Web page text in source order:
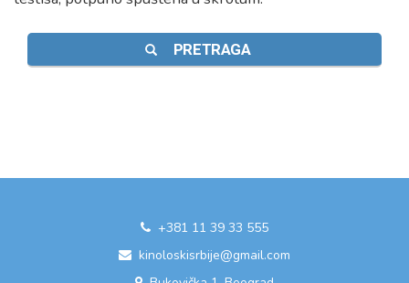
PRETRAGA
+381 11 39 33 555
kinoloskisrbije@gmail.com